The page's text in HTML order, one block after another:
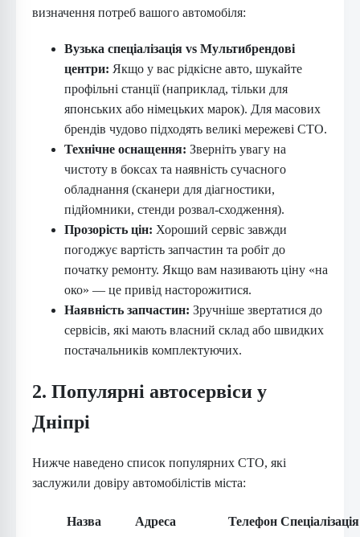
визначення потреб вашого автомобіля:
Вузька спеціалізація vs Мультибрендові
центри: Якщо у вас рідкісне авто, шукайте
профільні станції (наприклад, тільки для
японських або німецьких марок). Для масових
брендів чудово підходять великі мережеві СТО.
Технічне оснащення: Зверніть увагу на
чистоту в боксах та наявність сучасного
обладнання (сканери для діагностики,
підйомники, стенди розвал-сходження).
Прозорість цін: Хороший сервіс завжди
погоджує вартість запчастин та робіт до
початку ремонту. Якщо вам називають ціну «на
око» — це привід насторожитися.
Наявність запчастин: Зручніше звертатися до
сервісів, які мають власний склад або швидких
постачальників комплектуючих.
2. Популярні автосервіси у
Дніпрі
Нижче наведено список популярних СТО, які
заслужили довіру автомобілістів міста:
Назва Адреса Телефон Спеціалізація